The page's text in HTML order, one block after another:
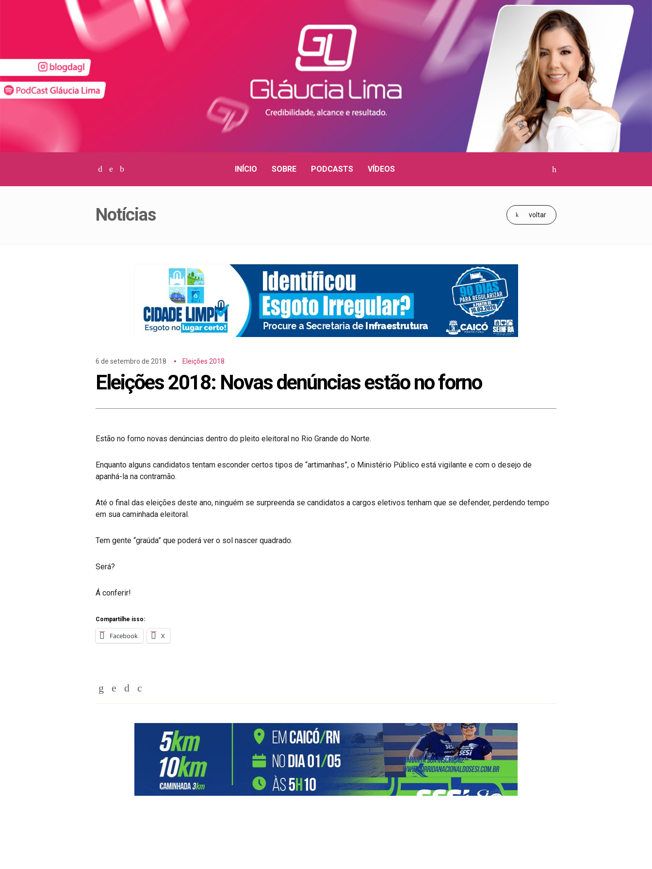
Facebook
TwitterInstagram
pesquisar
INÍCIO SOBRE PODCASTS VÍDEOS
Notícias voltar
6 de setembro de 2018 Eleições 2018
Eleições 2018: Novas denúncias estão no forno
Estão no forno novas denúncias dentro do pleito eleitoral no Rio Grande do Norte.
Enquanto alguns candidatos tentam esconder certos tipos de “artimanhas”, o Ministério Público está vigilante e com o desejo de
apanhá-la na contramão.
Até o final das eleições deste ano, ninguém se surpreenda se candidatos a cargos eletivos tenham que se defender, perdendo tempo
em sua caminhada eleitoral.
Tem gente “graúda” que poderá ver o sol nascer quadrado.
Será?
Á conferir!
Compartilhe isso:
Facebook X
Whatsapp
TwitterFacebook